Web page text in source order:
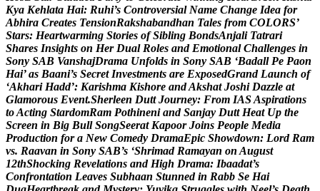
Kya Kehlata Hai: Ruhi’s Controversial Name Change Idea for
Abhira Creates TensionRakshabandhan Tales from COLORS’
Stars: Heartwarming Stories of Sibling BondsAnjali Tatrari
Shares Insights on Her Dual Roles and Emotional Challenges in
Sony SAB VanshajDrama Unfolds in Sony SAB ‘Badall Pe Paon
Hai’ as Baani’s Secret Investments are ExposedGrand Launch of
‘Akhari Hadd’: Karishma Kishore andAkshat Joshi Dazzle at
Glamorous Event.Sherleen Dutt Journey: From IASAspirations
toActing StardomRam Pothineni and Sanjay Dutt Heat Up the
Screen in Big Bull SongSeerat Kapoor Joins People Media
Production for a New Comedy DramaEpic Showdown: Lord Ram
vs. Raavan in Sony SAB’s ‘Shrimad Ramayan on August
12thShocking Revelations and High Drama: Ibaadat’s
Confrontation Leaves Subhaan Stunned in Rabb Se Hai